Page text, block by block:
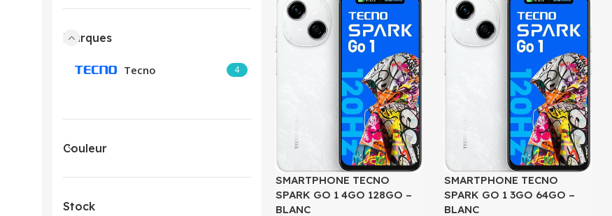
Marques
Tecno 4
Couleur
Stock
SMARTPHONE TECNO
SPARK GO 1 4GO 128GO –
BLANC
SMARTPHONE TECNO
SPARK GO 1 3GO 64GO –
BLANC